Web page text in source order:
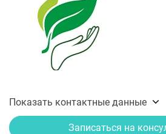
Показать контактные данные
Записаться на